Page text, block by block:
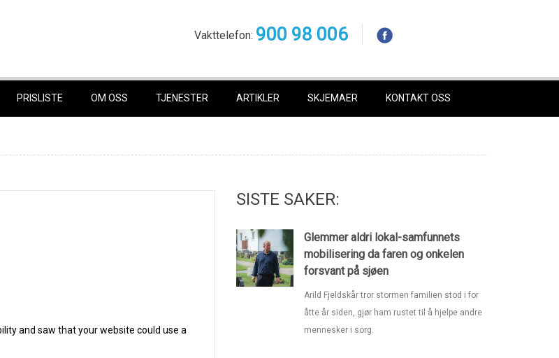
Vakttelefon: 900 98 006
PRISLISTE OM OSS TJENESTER ARTIKLER SKJEMAER KONTAKT OSS
and saw that your website could use a
SISTE SAKER:
Glemmer aldri lokal-samfunnets
mobilisering da faren og onkelen
forsvant på sjøen
Arild Fjeldskår tror stormen familien stod i for
åtte år siden, gjør ham rustet til å hjelpe andre
mennesker i sorg.